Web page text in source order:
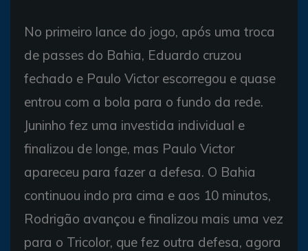
No primeiro lance do jogo, após uma troca
de passes do Bahia, Eduardo cruzou
fechado e Paulo Victor escorregou e quase
entrou com a bola para o fundo da rede.
Juninho fez uma investida individual e
finalizou de longe, mas Paulo Victor
apareceu para fazer a defesa. O Bahia
continuou indo pra cima e aos 10 minutos,
Rodrigão avançou e finalizou mais uma vez
para o Tricolor, que fez outra defesa, agora